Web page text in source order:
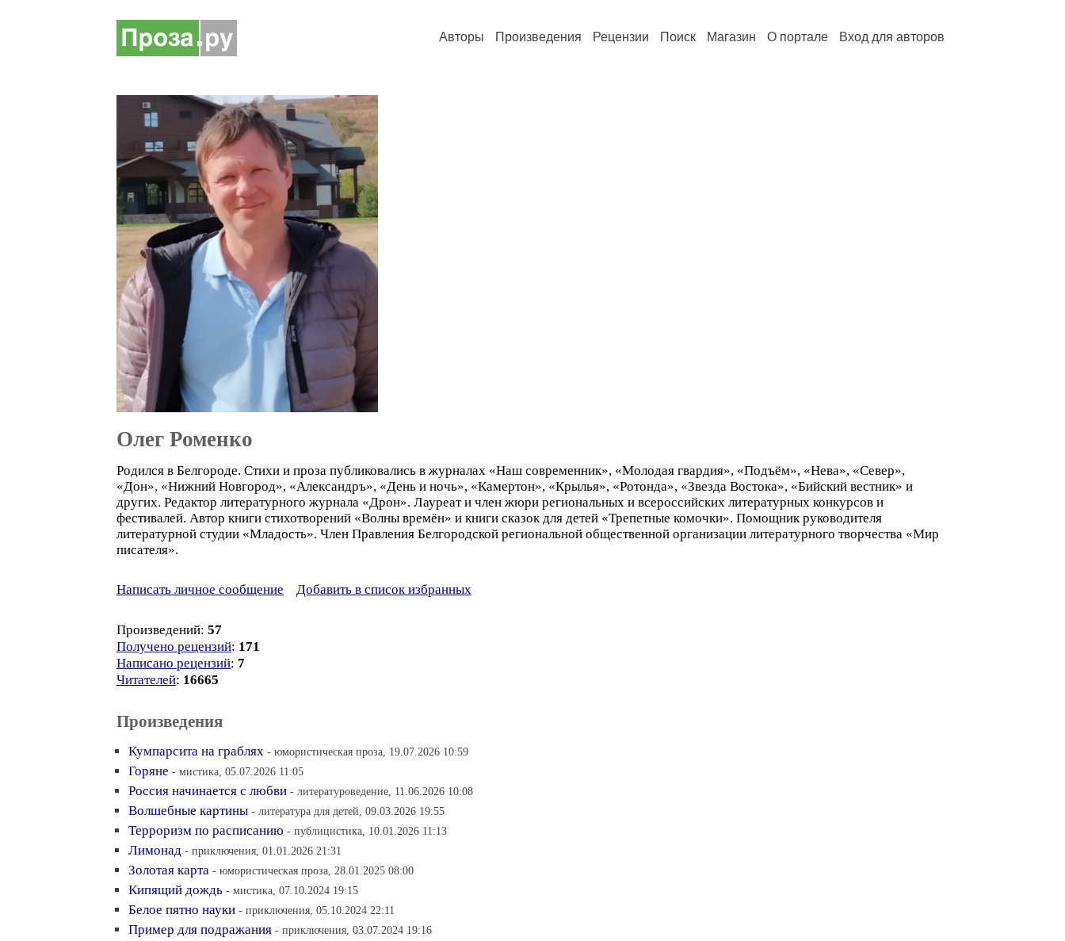
Авторы Произведения Рецензии Поиск Магазин О портале Вход для авторов
Олег Роменко
Родился в Белгороде. Стихи и проза публиковались в журналах «Наш современник», «Молодая гвардия», «Подъём», «Нева», «Север»,
«Дон», «Нижний Новгород», «Александръ», «День и ночь», «Камертон», «Крылья», «Ротонда», «Звезда Востока», «Бийский вестник» и
других. Редактор литературного журнала «Дрон». Лауреат и член жюри региональных и всероссийских литературных конкурсов и
фестивалей. Автор книги стихотворений «Волны времён» и книги сказок для детей «Трепетные комочки». Помощник руководителя
литературной студии «Младость». Член Правления Белгородской региональной общественной организации литературного творчества «Мир
писателя».
Написать личное сообщение Добавить в список избранных
Произведений: 57
Получено рецензий: 171
Написано рецензий: 7
Читателей: 16665
Произведения
Кумпарсита на граблях - юмористическая проза, 19.07.2026 10:59
Горяне - мистика, 05.07.2026 11:05
Россия начинается с любви - литературоведение, 11.06.2026 10:08
Волшебные картины - литература для детей, 09.03.2026 19:55
Терроризм по расписанию - публицистика, 10.01.2026 11:13
Лимонад - приключения, 01.01.2026 21:31
Золотая карта - юмористическая проза, 28.01.2025 08:00
Кипящий дождь - мистика, 07.10.2024 19:15
Белое пятно науки - приключения, 05.10.2024 22:11
Пример для подражания - приключения, 03.07.2024 19:16